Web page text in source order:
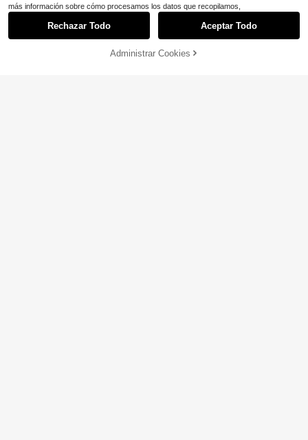
¡28% DE DESCUENTO!
más información sobre cómo procesamos los datos que recopilamos,
Rechazar Todo Aceptar Todo
Administrar Cookies